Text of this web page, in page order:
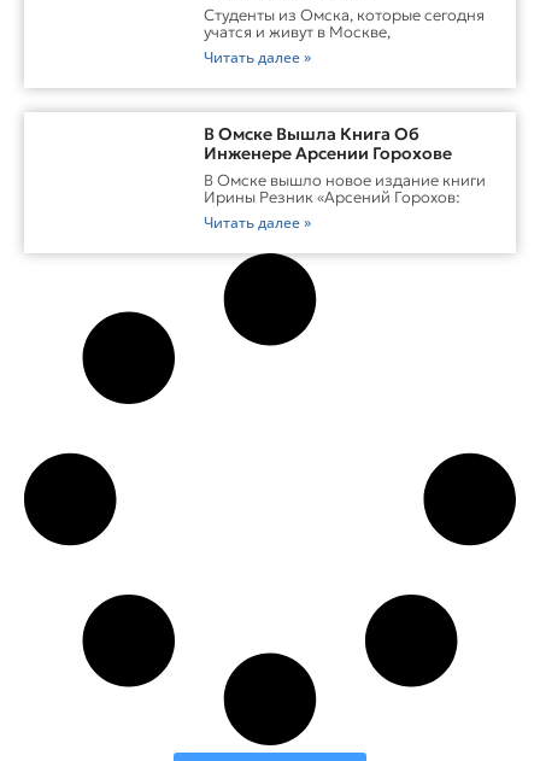
Студенты из Омска, которые сегодня
учатся и живут в Москве,
Читать далее »
В Омске Вышла Книга Об
Инженере Арсении Горохове
В Омске вышло новое издание книги
Ирины Резник «Арсений Горохов:
Читать далее »